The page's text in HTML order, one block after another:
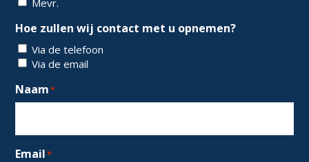
Mevr.
Hoe zullen wij contact met u opnemen?
Via de telefoon
Via de email
Naam*
Email*